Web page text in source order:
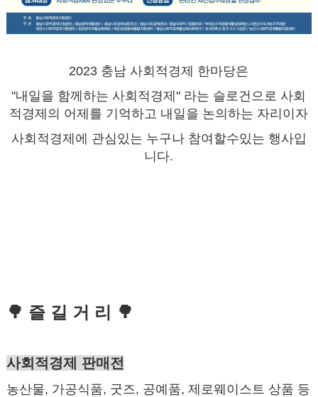
2023 충남 사회적경제 한마당은
"내일을 함께하는 사회적경제" 라는 슬로건으로 사회
적경제의 어제를 기억하고 내일을 논의하는 자리이자
사회적경제에 관심있는 누구나 참여할수있는 행사입
니다.
🌳 즐 길 거 리 🌳
사회적경제 판매전
농산물, 가공식품, 굿즈, 공예품, 제로웨이스트 상품 등